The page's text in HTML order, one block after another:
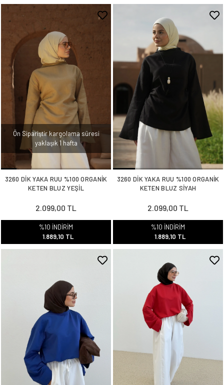
Ön Sipariştir kargolama süresi
yaklaşık 1 hafta
3260 DİK YAKA RUU %100 ORGANİK
KETEN BLUZ YEŞİL
2.099,00 TL
%10 İNDİRİM
1.889,10 TL
3260 DİK YAKA RUU %100 ORGANİK
KETEN BLUZ SİYAH
2.099,00 TL
%10 İNDİRİM
1.889,10 TL